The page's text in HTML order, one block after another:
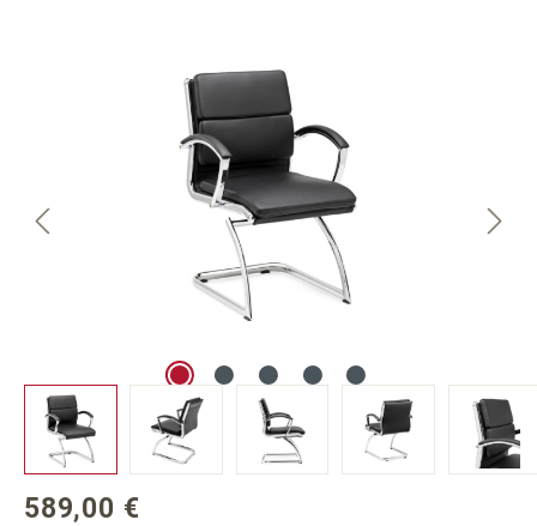
Bildergalerie überspringen
Regulärer Preis:
589,00 €